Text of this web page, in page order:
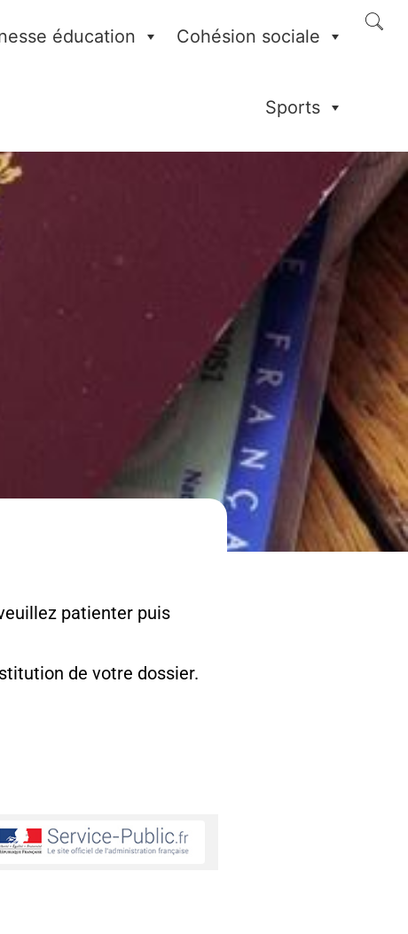
éducation Cohésion sociale
Sports
patienter puis
de votre dossier.